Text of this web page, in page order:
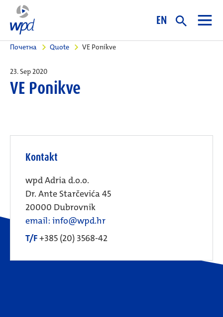
EN
Почетна Quote VE Ponikve
23. Sep 2020
VE Ponikve
Kontakt
wpd Adria d.o.o.
Dr. Ante Starčevića 45
20000 Dubrovnik
email: info@wpd.hr
T/F+385 (20) 3568-42